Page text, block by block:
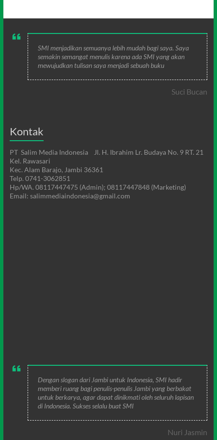
SMI menjadikan semuanya lebih mudah bagi saya. Saya
semakin semangat menulis karena ada SMI yang akan
mewujudkan tulisan saya menjadi sebuah buku
Suci Bucan
Kontak
PT Salim Media Indonesia Jl. H. Ibrahim Lr. Budaya No. 9 RT. 21
Kel. Rawasari
Kec. Alam Barajo, Jambi 36361
Telp. 0741-3062851
Hp/WA. 08117447475 (Admin); 08117447848 (Marketing)
Email: salimmediaindonesia@gmail.com
Dengan slogan dari Jambi untuk Indonesia, SMI hadir
memberi ruang bagi penulis-penulis Jambi yang berbakat
untuk berkarya, agar dapat dinikmati oleh seluruh lapisan
di Indonesia. Sukses selalu buat SMI
Nuri Jasmin